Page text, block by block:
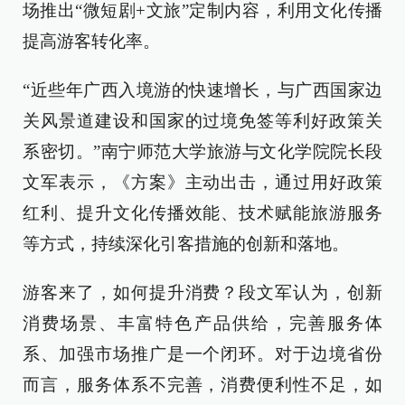
场推出“微短剧+文旅”定制内容，利用文化传播
提高游客转化率。
“近些年广西入境游的快速增长，与广西国家边
关风景道建设和国家的过境免签等利好政策关
系密切。”南宁师范大学旅游与文化学院院长段
文军表示，《方案》主动出击，通过用好政策
红利、提升文化传播效能、技术赋能旅游服务
等方式，持续深化引客措施的创新和落地。
游客来了，如何提升消费？段文军认为，创新
消费场景、丰富特色产品供给，完善服务体
系、加强市场推广是一个闭环。对于边境省份
而言，服务体系不完善，消费便利性不足，如